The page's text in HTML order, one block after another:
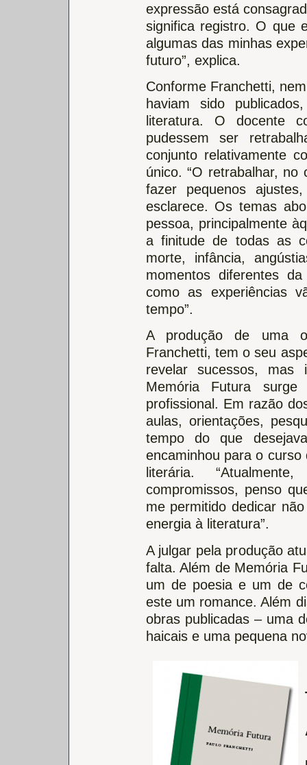
expressão está
significa registro. O que
algumas das minhas
futuro”, explica.
Conforme Franchetti,
haviam sido
literatura. O docente
pudessem ser
conjunto relativamente
único. “O retrabalhar,
fazer pequenos
esclarece. Os temas
pessoa, principalmente
a finitude de todas as
morte, infância,
momentos diferentes
como as experiências
tempo”.
A produção de uma
Franchetti, tem o seu
revelar sucessos,
Memória Futura
profissional. Em razão
aulas, orientações,
tempo do que
encaminhou para o
literária.
compromissos, penso
me permitido dedicar
energia à literatura”.
A julgar pela produção
falta. Além de Memória
um de poesia e um de
este um romance. Além
obras publicadas – uma
haicais e uma pequena